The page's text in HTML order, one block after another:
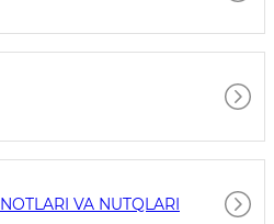
VA NUTQLARI